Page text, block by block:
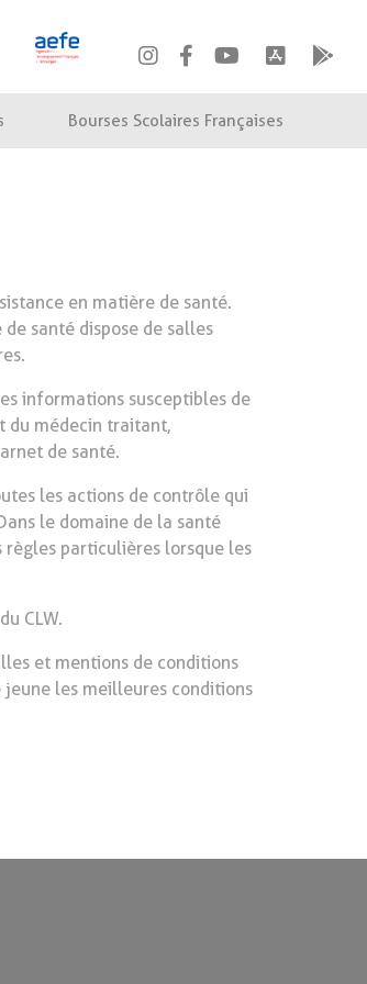
Bourses Scolaires Françaises
en matière de santé.
santé dispose de salles
informations susceptibles de
du médecin traitant,
de santé.
les actions de contrôle qui
le domaine de la santé
particulières lorsque les
CLW.
et mentions de conditions
jeune les meilleures conditions